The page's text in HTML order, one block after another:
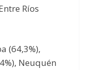
Ríos
(64,3%),
Neuquén